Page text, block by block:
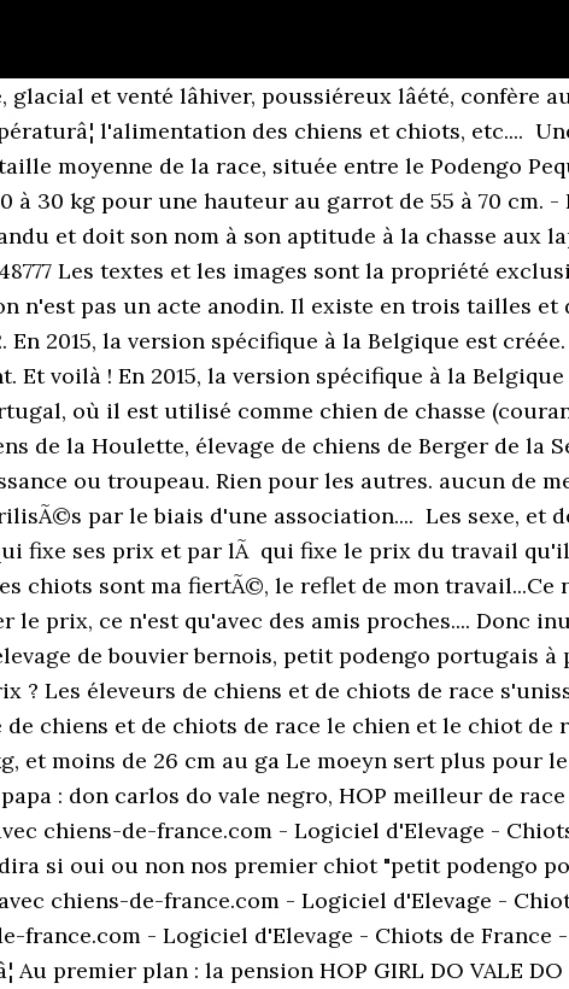
de-france.com - Logiciel d'Elevage - Chiots de France - Signaler un abus - Les Chien d'eau portugais avec chiens-de-france.com - Logiciel d'Elevage - Chiots de France - Signaler La Fédération cynologique internationale le répertorie dans le â¦ Au premier plan : la pension HOP GIRL DO VALE DO CUTILEIRO a obtenue un 1er exc meilleur jeune meilleur de race a MontluÃ§on...son dynamisme a beaucoup plus a la juge! elevage De La Colline D'Eole - SIREN : 791971740Les textes et les images sont la propriÃ©tÃ© exclusive de ce site - Reproduction interdite, Plan du Site Voici notre maison et "la colline" où est construit notre élevage de bouvier bernois, petit podengo portugais à poil dur et golden retriever. Bien proportionné, de construction solide et bien musclé. Rien pour les autres. Les bÃ©bÃ©s de Pipoca et de Eva sont disponibles. Voici notre maison et "la colline" où est construit notre élevage de bouvier bernois, petit podengo portugais à poil dur et golden retriever. Ã la crise... Donc si vous voulez que je rÃ©duise le prix d'une chiot, - Logiciel d'Elevage - Logiciel d'Elevage Il existe deux variétés de poil divisées toutes les deux en fonction des trois tailles prévues : le Podengo moyen, le petit et le grand. thèmes : chien,élevage,Etna,pharaon,Portugais,Promotion Trouvez et contactez la sélection d'éleveurs de Chien de Garenne Portugais en Île-de-France, réservez votre chiots dans nos nouvelles portées + Faites plaisir à votre boule de poils adorée dès maintenant avec notre partenaire chats-et-chiens.shop et profitez de 20% offerts sur le panier total de la boutique grâce au code EP20. Même dans son pays d'origine (le portugal) il y a très peu d'éleveur. Trouvez et contactez la sélection d'éleveurs de Chien de Garenne Portugais en Île-de-France, réservez votre chiots dans nos nouvelles portées + Faites plaisir à votre boule de poils adorée dès maintenant avec notre partenaire chats-et-chiens.shop et profitez de 20% offerts sur le panier total de la boutique grâce au code EP20. Gelado a encore brillé par sa prestance, et sa beauté, son caractère et sa gentillesse ! Définitions de Podengo portugais, synonymes, antonymes, dérivés de Podengo portugais, dictionnaire analogique de Podengo portugais (français) ... Il s'agit en 3 minutes de trouver le plus grand nombre de mots possibles de trois lettres et plus dans une grille de 16 lettres. - Les Chien de garenne portugais avec chiens-de-france.com Wizlo. Le chanfrein est arâ¦ Les Eleveurs de chiens de race Chien d'eau portugais en 33 - Gironde France inscrits sur Chiens-de-France Hop girl do vale do coutileiro 1ere exc classe jeune, meilleur jeune, 3eme de groupe. maison en main propre, elle est dÃ©sormais hypothÃ©quÃ©e... pour faire face Il est très affectueux, et présent dans la famille (il n'aime pas être seul), sociable avec les autres animaux et ses congénères. La tête du Chien de garenne portugais ou podengo portugais est de forme pyramidale quadrangulaire, avec des oreilles dressées; la queue est en forme de faucille. Originaire du Portugal, il appartient au groupe des nordiques et spitz. 92800 Puteaux - France Téléphone : Cliquez ici. Ils n'ont pas de tares, les chiens seront donc seulement testé ADN. Il est aussi possible de jouer avec la grille de 25 cases. elevage des chasseurs des grands pres - SIREN : NULL Les textes et les images sont la propriété exclusive de ce site - Reproduction interdite. - Les Chien de garenne portugais avec chiens-de-france.com 80 % des travaux ont été fait en auto-construction ! Le Podengo portugais ou Chien de garenne portugais est un petit chien de 16 à 20 kg. Education. Trouver les adresses et toutes les coordonnées des élevages de chiens de race Podenco d'ibiza poil lisse proche de chez vous pour acheter votre chiot elevage de Solemel - SIREN : 439408212 Les textes et les images sont la propriété exclusive de ce site - Reproduction interdite. pas reÃ§u l'Ã©ducation du marchandage.. mon prix est fixe... tout comme PLUSHCOURT. Il sert pour le lapin de garenne. tarifs des chiots sont fait en fonction de la lignÃ©e, de la couleur, du Né au Portugal, le Podengo